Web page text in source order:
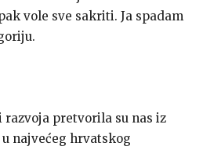
vole sve sakriti. Ja spadam
pretvorila su nas iz
najvećeg hrvatskog